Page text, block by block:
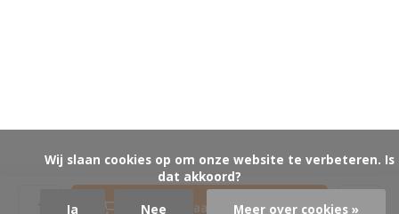
Toevoegen aan winkelwagen
dat akkoord?
Ja
Nee Meer over cookies »